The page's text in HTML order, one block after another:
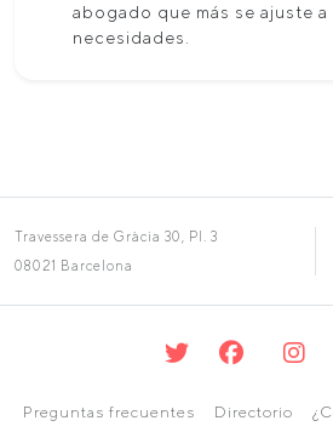
abogado que más se ajuste a
necesidades.
Travessera de Gràcia 30, Pl. 3
08021 Barcelona
Preguntas frecuentes Directorio